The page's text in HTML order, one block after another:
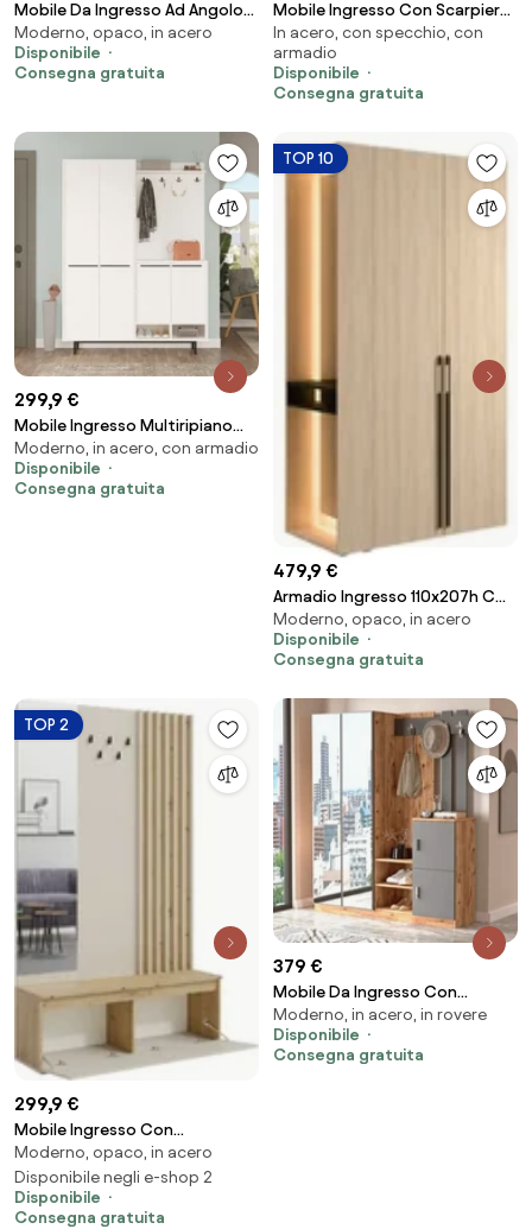
Mobile Da Ingresso Ad Angolo
Con Appendiabiti E Vano
Scarpiera Valis Bianco
Moderno, opaco, in acero
Disponibile
Consegna gratuita
Mobile Ingresso Con Scarpiera
Appendiabiti E Specchio
140x37x182 Bianco Wisdom
In acero, con specchio, con
armadio
Disponibile
Consegna gratuita
299,9 €
Mobile Ingresso Multiripiano
Con Scarpiera E Appendiabiti
Whisper Bianco
Moderno, in acero, con armadio
Disponibile
Consegna gratuita
TOP 10
479,9 €
Armadio Ingresso 110x207h Cm
2 Ante Con Specchio Laterale
Rovere Barcelona
Moderno, opaco, in acero
Disponibile
Consegna gratuita
TOP 2
299,9 €
Mobile Ingresso Con
Appendiabiti Scarpiera E
Specchio Doris Rovere E Crema
Moderno, opaco, in acero
Disponibile negli e-shop 2
Disponibile
Consegna gratuita
379 €
Mobile Da Ingresso Con
Scarpiera A 2 Ante Appendiabiti
E Specchio Rovere Antracite
Moderno, in acero, in rovere
Disponibile
Consegna gratuita